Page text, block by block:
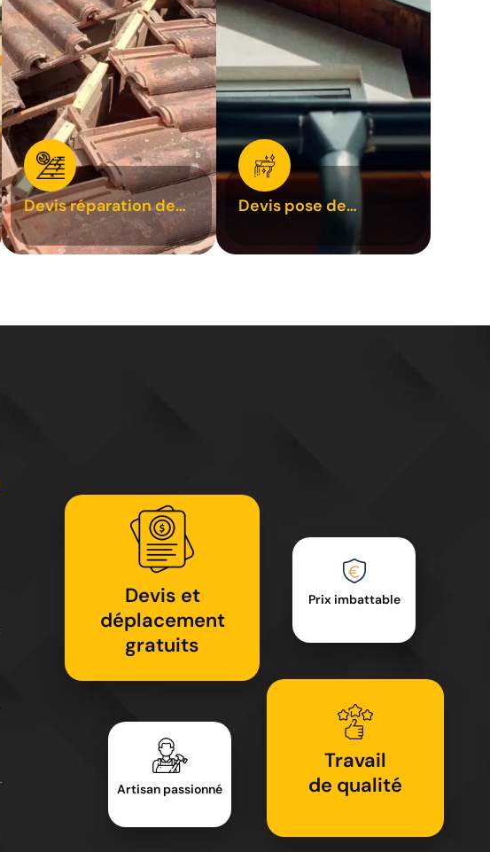
Devis réparation de
toiture 31
Devis pose de
Devis et
déplacement
gratuits
Artisan passionné
Prix imbattable
Travail
de qualité